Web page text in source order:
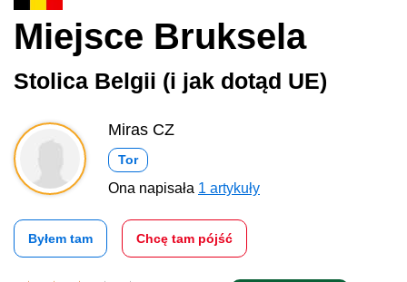
Miejsce Bruksela
Stolica Belgii (i jak dotąd UE)
Miras CZ
Tor
Ona napisała 1 artykuły
Byłem tam Chcę tam pójść